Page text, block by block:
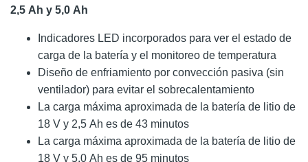
2,5 Ah y 5,0 Ah
Indicadores LED incorporados para ver el estado de
carga de la batería y el monitoreo de temperatura
Diseño de enfriamiento por convección pasiva (sin
ventilador) para evitar el sobrecalentamiento
La carga máxima aproximada de la batería de litio de
18 V y 2,5 Ah es de 43 minutos
La carga máxima aproximada de la batería de litio de
18 V y 5,0 Ah es de 95 minutos